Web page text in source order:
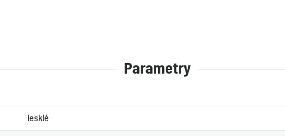
Parametry
lesklé